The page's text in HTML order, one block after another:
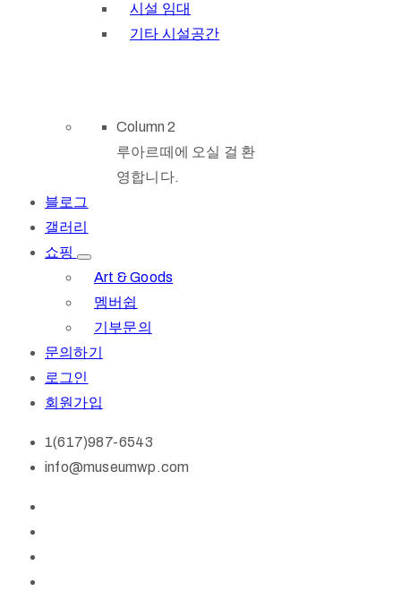
시설 임대
기타 시설공간
Column 2
루아르떼에 오실 걸 환
영합니다.
블로그
갤러리
쇼핑
Art & Goods
멤버쉽
기부문의
문의하기
로그인
회원가입
1(617)987-6543
info@museumwp.com